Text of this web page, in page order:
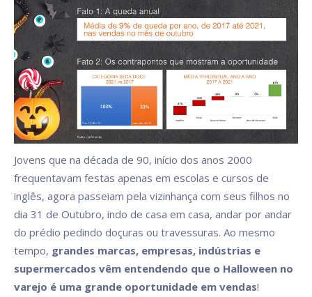
Jovens que na década de 90, início dos anos 2000
frequentavam festas apenas em escolas e cursos de
inglês, agora passeiam pela vizinhança com seus filhos no
dia 31 de Outubro, indo de casa em casa, andar por andar
do prédio pedindo doçuras ou travessuras. Ao mesmo
tempo, grandes marcas, empresas, indústrias e
supermercados vêm entendendo que o Halloween no
varejo é uma grande oportunidade em vendas!